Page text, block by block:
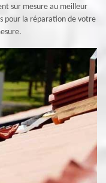
sur mesure au meilleur
pour la réparation de votre